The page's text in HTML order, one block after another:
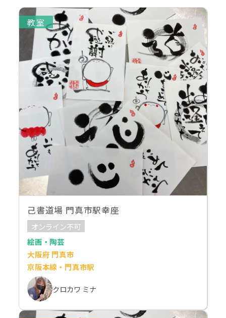
教室
己書道場 門真市駅幸座
オンライン不可
絵画・陶芸
大阪府 門真市
京阪本線・門真市駅
クロカワ ミナ